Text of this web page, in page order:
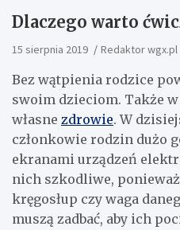
Dlaczego warto
15 sierpnia 2019 Redaktor wgx.pl
Bez wątpienia rodzice
swoim dzieciom. Także
własne zdrowie. W
członkowie rodzin dużo
ekranami urządzeń
nich szkodliwe,
kręgosłup czy waga
muszą zadbać, aby ich